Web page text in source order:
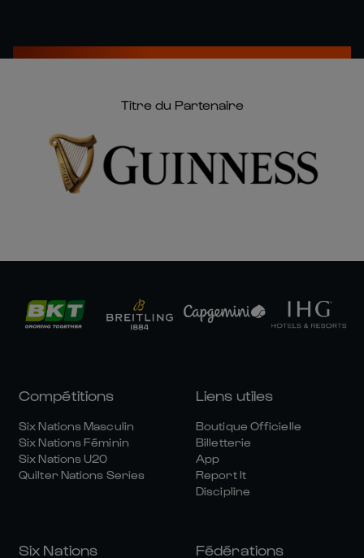
Titre du Partenaire
Compétitions
Six Nations Masculin
Six Nations Féminin
Six Nations U20
Quilter Nations Series
Liens utiles
Boutique Officielle
Billetterie
App
Report It
Discipline
Six Nations Fédérations